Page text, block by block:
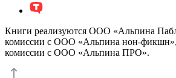
Книги реализуются ООО «Альпина
комиссии с ООО «Альпина нон-фикшн»,
комиссии с ООО «Альпина ПРО».